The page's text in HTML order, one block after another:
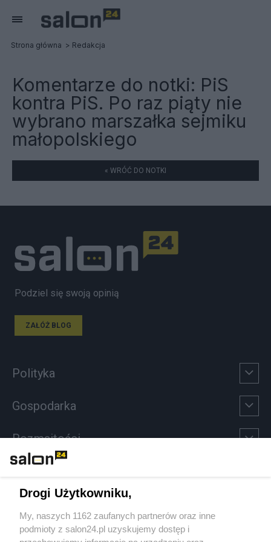
Strona główna Redakcja
Komentarze do notki: PiS
kontra PiS. Po raz piąty nie
wybrano marszałka sejmiku
małopolskiego
« WRÓĆ DO NOTKI
Podziel się swoją opinią
ZAŁÓŻ BLOG
Polityka
Gospodarka
Rozmaitości
Sport
Społeczeństwo
Drogi Użytkowniku,
My, naszych 1162 zaufanych partnerów oraz inne
podmioty z salon24.pl uzyskujemy dostęp i